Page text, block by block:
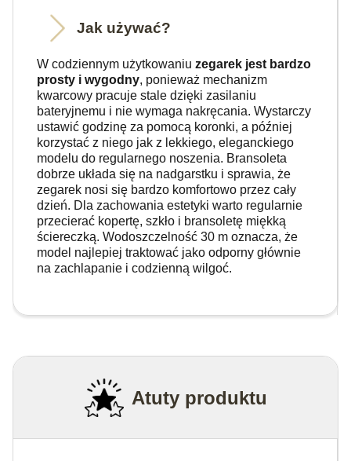
Jak używać?
W codziennym użytkowaniu zegarek jest bardzo
prosty i wygodny, ponieważ mechanizm
kwarcowy pracuje stale dzięki zasilaniu
bateryjnemu i nie wymaga nakręcania. Wystarczy
ustawić godzinę za pomocą koronki, a później
korzystać z niego jak z lekkiego, eleganckiego
modelu do regularnego noszenia. Bransoleta
dobrze układa się na nadgarstku i sprawia, że
zegarek nosi się bardzo komfortowo przez cały
dzień. Dla zachowania estetyki warto regularnie
przecierać kopertę, szkło i bransoletę miękką
ściereczką. Wodoszczelność 30 m oznacza, że
model najlepiej traktować jako odporny głównie
na zachlapanie i codzienną wilgoć.
Atuty produktu